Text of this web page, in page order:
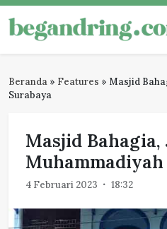
Skip
to
content
Begandring
Menjaga ingatan untuk masa
Beranda » Features » Masjid
Surabaya
Masjid Bahagia,
4 Februari 2023 18:32